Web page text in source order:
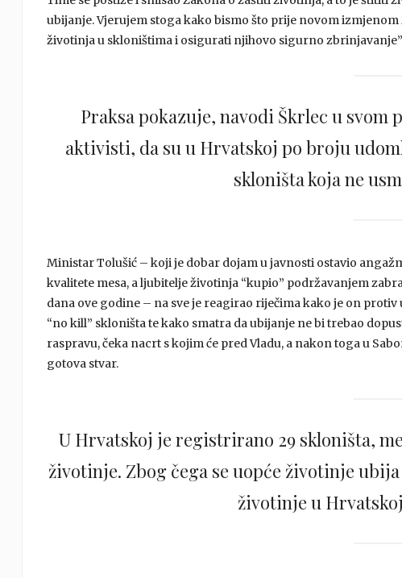
ubijanje. Vjerujem stoga kako bismo što prije novom
životinja u skloništima i osigurati njihovo sigurno
Praksa pokazuje, navodi Škrlec u
aktivisti, da su u Hrvatskoj po broju
skloništa koja ne
Ministar Tolušić – koji je dobar dojam u javnosti ostavio
kvalitete mesa, a ljubitelje životinja “kupio” podržavanjem
dana ove godine – na sve je reagirao riječima kako je on
“no kill” skloništa te kako smatra da ubijanje ne bi trebao
raspravu, čeka nacrt s kojim će pred Vladu, a nakon toga u
gotova stvar.
U Hrvatskoj je registrirano 29 skloništa,
životinje. Zbog čega se uopće životinje
životinje u